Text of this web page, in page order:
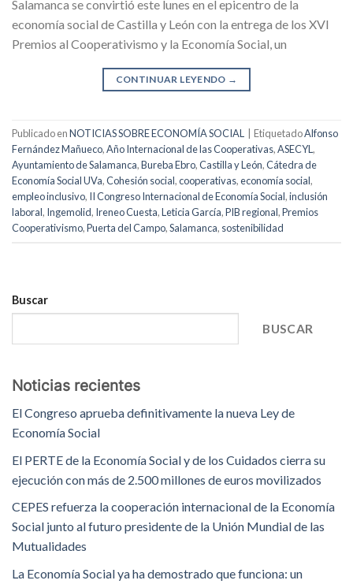
Salamanca se convirtió este lunes en el epicentro de la
economía social de Castilla y León con la entrega de los XVI
Premios al Cooperativismo y la Economía Social, un
CONTINUAR LEYENDO →
Publicado enNOTICIAS SOBRE ECONOMÍA SOCIAL EtiquetadoAlfonso
Fernández Mañueco,Año Internacional de las Cooperativas,ASECYL ,
Ayuntamiento de Salamanca,Bureba Ebro,Castilla y León,Cátedra de
Economía Social UVa,Cohesión social,cooperativas,economía social,
empleo inclusivo, II Congreso Internacional de Economía Social,inclusión
laboral, Ingemolid, Ireneo Cuesta,Leticia García,PIB regional,Premios
Cooperativismo,Puerta del Campo,Salamanca, sostenibilidad
Buscar
BUSCAR
Noticias recientes
El Congreso aprueba definitivamente la nueva Ley de
Economía Social
El PERTE de la Economía Social y de los Cuidados cierra su
ejecución con más de 2.500 millones de euros movilizados
CEPES refuerza la cooperación internacional de la Economía
Social junto al futuro presidente de la Unión Mundial de las
Mutualidades
La Economía Social ya ha demostrado que funciona: un